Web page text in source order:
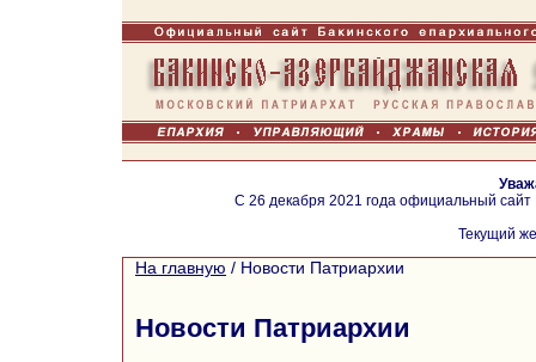
С 26 декабря 2021 года официальный
Текущий
На главную / Новости Патриархии
Новости Патриархии